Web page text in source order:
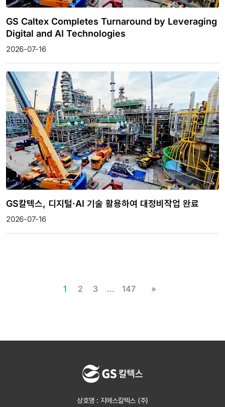
GS Caltex Completes Turnaround by Leveraging
Digital and AI Technologies
2026-07-16
GS칼텍스, 디지털·AI 기술 활용하여 대정비작업 완료
2026-07-16
1 2 3 … 147 »
상호명 : 지에스칼텍스 (주)